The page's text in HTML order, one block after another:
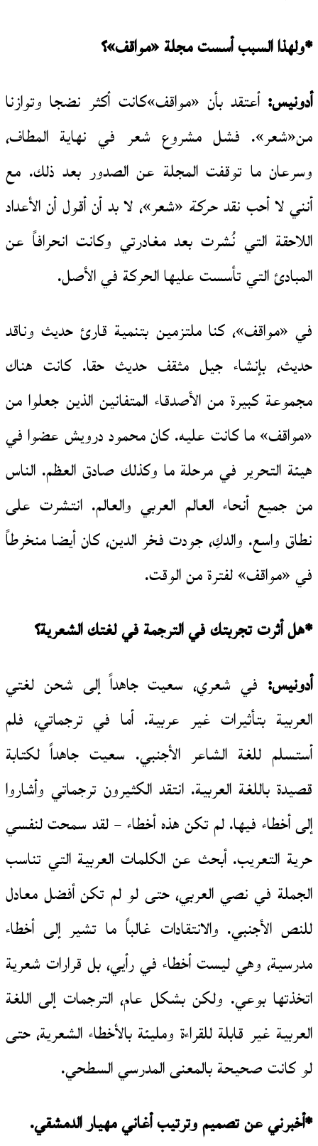
*ولهذا السبب أسست مجلة «مواقف»؟
أدونيس: أعتقد بأن «مواقف»كانت أكثر نضجا وتوازنا
من«شعر». فشل مشروع شعر في نهاية المطاف،
وسرعان ما توقفت المجلة عن الصدور بعد ذلك. مع
أنني لا أحب نقدحركة «شعر»، لا بد أن أقول أن الأعداد
اللاحقة التي نُشرت بعد مغادرتي وكانت انحرافاً عن
المبادئ التي تأسست عليها الحركة في الأصل.
في «مواقف»، كنا ملتزمين بتنمية قارئ حديث وناقد
حديث، بإنشاء جيل مثقف حديث حقا. كانت هناك
مجموعة كبيرة من الأصدقاء المتفانين الذين جعلوا من
«مواقف» ما كانت عليه. كان محمود درويش عضوا في
هيئة التحرير في مرحلة ما وكذلك صادق العظم. الناس
من جميع أنحاء العالم العربي والعالم. انتشرت على
نطاق واسع. والدكِ، جودت فخر الدين، كان أيضا منخرطاً
في «مواقف» لفترة من الوقت.
*هل أثرت تجربتك في الترجمة في لغتك الشعرية؟
أدونيس: في شعري، سعيت جاهداً إلى شحن لغتي
العربية بتأثيرات غير عربية. أما في ترجماتي، فلم
أستسلم للغة الشاعر الأجنبي. سعيت جاهداً لكتابة
قصيدة باللغة العربية. انتقد الكثيرون ترجماتي وأشاروا
إلى أخطاء فيها. لم تكن هذه أخطاء – لقد سمحت لنفسي
حرية التعريب. أبحث عن الكلمات العربية التي تناسب
الجملة في نصي العربي، حتى لو لم تكن أفضل معادل
للنص الأجنبي. والانتقادات غالباً ما تشير إلى أخطاء
مدرسية، وهي ليست أخطاء في رأيي، بل قرارات شعرية
اتخذتها بوعي. ولكن بشكل عام، الترجمات إلى اللغة
العربية غير قابلة للقراءة ومليئة بالأخطاء الشعرية، حتى
لو كانت صحيحة بالمعنى المدرسي السطحي.
*أخبرني عن تصميم وترتيب أغاني مهيار الدمشقي.